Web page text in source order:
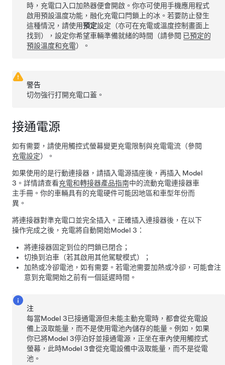
時，充電口入口加熱器便會開啟。你亦可使用手機應用程式
啟用預設溫度功能，融化充電口閂鎖上的冰。若要防止發生
這種情況，請使用預定設定（亦可在充電或溫度控制畫面上
找到），設定你希望車輛準備就緒的時間（請參閱 已預定的
預設溫度和充電）。
警告
切勿強行打開充電口蓋。
接通電源
如有需要，請使用觸控式螢幕變更充電限制與充電電流（參閱
充電設定）。
如果使用的是行動連接器，請插入電源插座後，再插入 Model
3 。詳情請查看充電和轉接器產品指南中的流動充電連接器車
主手冊。你的車輛具有的充電硬件可能因地區和車型年份而
異。
將連接器對準充電口並完全插入。正確插入連接器後，在以下
操作完成之後，充電將自動開始Model 3 ：
將連接器固定到位的閂鎖已閉合；
切換到泊車（若其啟用其他駕駛模式）；
加熱或冷卻電池，如有需要。若電池需要加熱或冷卻，可能會注
意到充電開始之前有一個延遲時間。
注
每當Model 3已接通電源但未能主動充電時，都會從充電設
備上汲取能量，而不是使用電池內儲存的能量。例如，如果
你已將Model 3停泊好並接通電源，正坐在車內使用觸控式
螢幕，此時Model 3會從充電設備中汲取能量，而不是從電
池。